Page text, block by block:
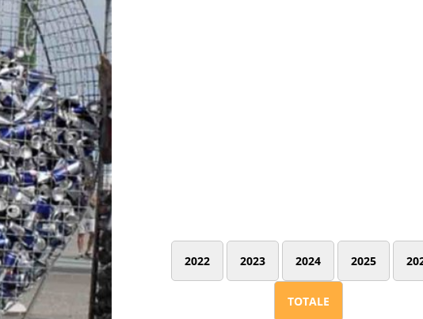
2022 2023 2024 2025
TOTALE